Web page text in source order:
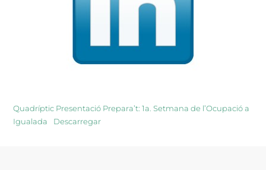
Quadríptic Presentació Prepara’t: 1a. Setmana de l’Ocupació a
Igualada
Descarregar